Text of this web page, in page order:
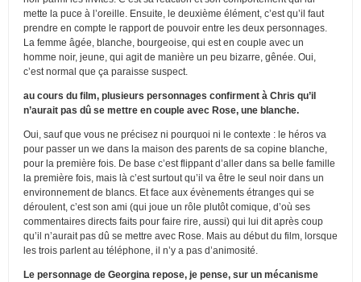
mette la puce à l’oreille. Ensuite, le deuxième élément, c’est qu’il faut
prendre en compte le rapport de pouvoir entre les deux personnages.
La femme âgée, blanche, bourgeoise, qui est en couple avec un
homme noir, jeune, qui agit de manière un peu bizarre, gênée. Oui,
c’est normal que ça paraisse suspect.
au cours du film, plusieurs personnages confirment à Chris qu’il
n’aurait pas dû se mettre en couple avec Rose, une blanche.
Oui, sauf que vous ne précisez ni pourquoi ni le contexte : le héros va
pour passer un we dans la maison des parents de sa copine blanche,
pour la première fois. De base c’est flippant d’aller dans sa belle famille
la première fois, mais là c’est surtout qu’il va être le seul noir dans un
environnement de blancs. Et face aux évènements étranges qui se
déroulent, c’est son ami (qui joue un rôle plutôt comique, d’où ses
commentaires directs faits pour faire rire, aussi) qui lui dit après coup
qu’il n’aurait pas dû se mettre avec Rose. Mais au début du film, lorsque
les trois parlent au téléphone, il n’y a pas d’animosité.
Le personnage de Georgina repose, je pense, sur un mécanisme